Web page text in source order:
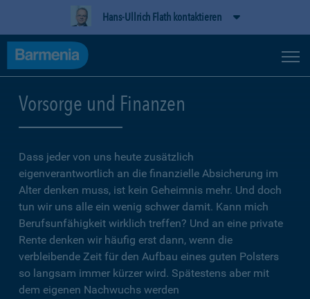
Hans-Ullrich Flath kontaktieren
Vorsorge und Finanzen
Dass jeder von uns heute zusätzlich
eigenverantwortlich an die finanzielle Absicherung im
Alter denken muss, ist kein Geheimnis mehr. Und doch
tun wir uns alle ein wenig schwer damit. Kann mich
Berufsunfähigkeit wirklich treffen? Und an eine private
Rente denken wir häufig erst dann, wenn die
verbleibende Zeit für den Aufbau eines guten Polsters
so langsam immer kürzer wird. Spätestens aber mit
dem eigenen Nachwuchs werden